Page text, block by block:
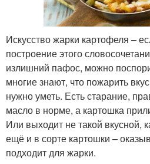
Искусство жарки картофеля –
построение этого
излишний пафос, можно
многие знают, что пожарить
нужно уметь. Есть старание,
масло в норме, а картошка
Или выходит не такой вкусной,
ещё и в сорте картошки –
подходит для жарки.